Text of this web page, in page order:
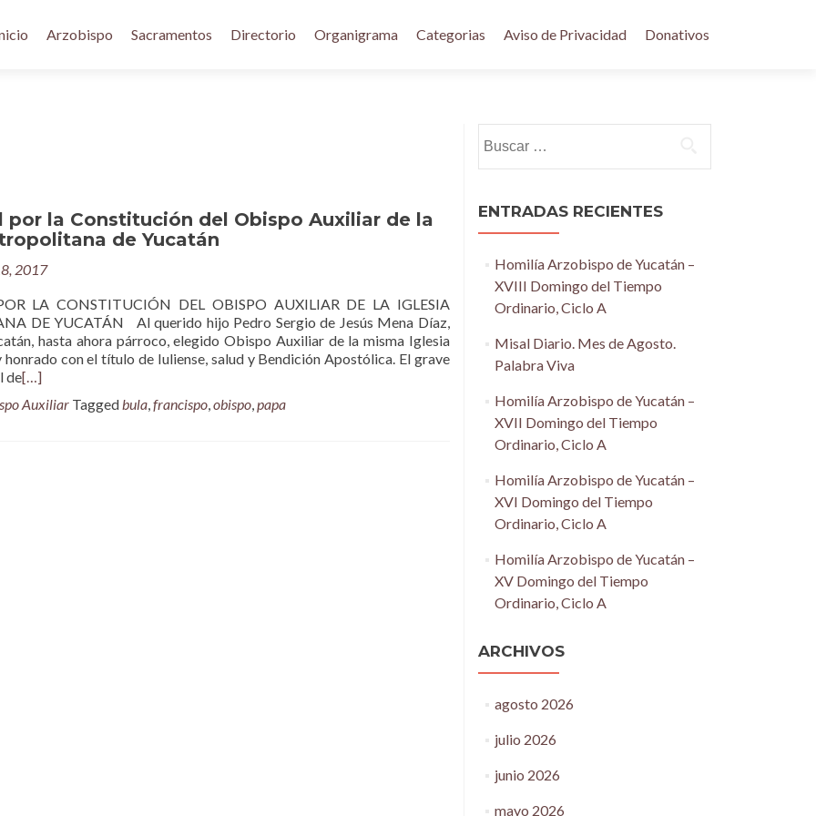
Arzobispo Sacramentos Directorio Organigrama Categorias Aviso de Privacidad Donativos
por la Constitución del Obispo Auxiliar de la
de Yucatán
2017
LA CONSTITUCIÓN DEL OBISPO AUXILIAR DE LA IGLESIA
DE YUCATÁN Al querido hijo Pedro Sergio de Jesús Mena Díaz,
hasta ahora párroco, elegido Obispo Auxiliar de la misma Iglesia
con el título de Iuliense, salud y Bendición Apostólica. El grave
de[…]
Auxiliar Taggedbula,francispo,obispo,papa
ENTRADAS RECIENTES
Homilía Arzobispo de Yucatán –
XVIII Domingo del Tiempo
Ordinario, Ciclo A
Misal Diario. Mes de Agosto.
Palabra Viva
Homilía Arzobispo de Yucatán –
XVII Domingo del Tiempo
Ordinario, Ciclo A
Homilía Arzobispo de Yucatán –
XVI Domingo del Tiempo
Ordinario, Ciclo A
Homilía Arzobispo de Yucatán –
XV Domingo del Tiempo
Ordinario, Ciclo A
ARCHIVOS
agosto 2026
julio 2026
junio 2026
mayo 2026